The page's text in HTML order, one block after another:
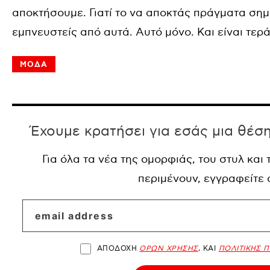
αποκτήσουμε. Γιατί το να αποκτάς πράγματα
εμπνευστείς από αυτά. Αυτό μόνο. Και είναι
ΜΟΔΑ
Έχουμε κρατήσει για εσάς μια
Για όλα τα νέα της ομορφιάς, του στυλ
περιμένουν, εγγραφείτε
ΑΠΟΔΟΧΗ ΟΡΩΝ ΧΡΗΣΗΣ, ΚΑΙ ΠΟΛΙΤΙΚΗΣ